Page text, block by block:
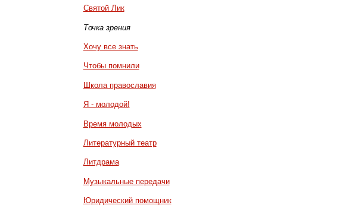
Святой Лик
Точка зрения
Хочу все знать
Чтобы помнили
Школа православия
Я - молодой!
Время молодых
Литературный театр
Литдрама
Музыкальные передачи
Юридический помощник